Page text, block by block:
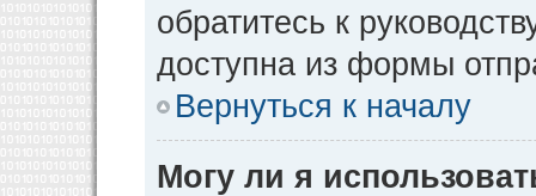
обратитесь к
доступна из формы
Вернуться к началу
Могу ли я